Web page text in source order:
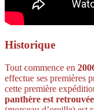
Historique
Tout commence en
effectue ses premières
cette première
panthère est retrouvée